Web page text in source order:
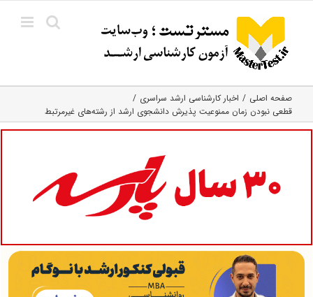
content
صفحه اصلی
اخبار کارشناسی ارشد سراسری
قطعی نبودن زمان ممنوعیت پذیرش دانشجوی ارشد از رشته‌های غیرمرتبط